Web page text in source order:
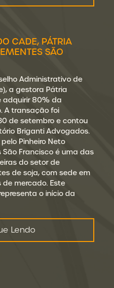
CADE, PÁTRIA
SÃO
Administrativo de
a gestora Pátria
adquirir 80% da
A transação foi
de setembro e contou
Briganti Advogados.
Pinheiro Neto
Francisco é uma das
do setor de
de soja, com sede em
mercado. Este
o início da
Lendo